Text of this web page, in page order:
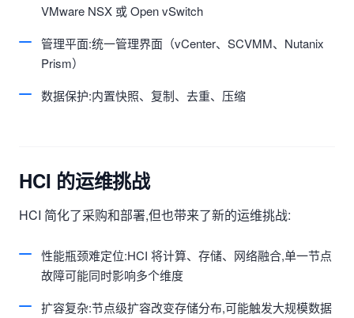
VMware NSX 或 Open vSwitch
管理平面:统一管理界面（vCenter、SCVMM、Nutanix
Prism）
数据保护:内置快照、复制、去重、压缩
HCI 的运维挑战
HCI 简化了采购和部署,但也带来了新的运维挑战:
性能瓶颈难定位:HCI 将计算、存储、网络融合,单一节点
故障可能同时影响多个维度
扩容复杂:节点级扩容改变存储分布,可能触发大规模数据